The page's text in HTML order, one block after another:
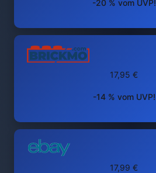
-20 % vom UVP!
17,95 €
-14 % vom UVP!
17,99 €